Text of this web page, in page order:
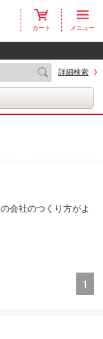
カート メニュー
詳細検索
会社のつくり方がよ
1